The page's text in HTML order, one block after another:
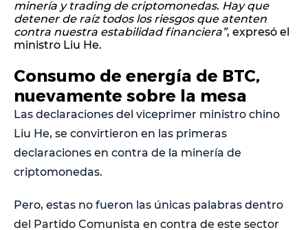
minería y trading de criptomonedas. Hay que
detener de raíz todos los riesgos que atenten
contra nuestra estabilidad financiera”, expresó el
ministro Liu He.
Consumo de energía de BTC,
nuevamente sobre la mesa
Las declaraciones del viceprimer ministro chino
Liu He, se convirtieron en las primeras
declaraciones en contra de la minería de
criptomonedas.
Pero, estas no fueron las únicas palabras dentro
del Partido Comunista en contra de este sector